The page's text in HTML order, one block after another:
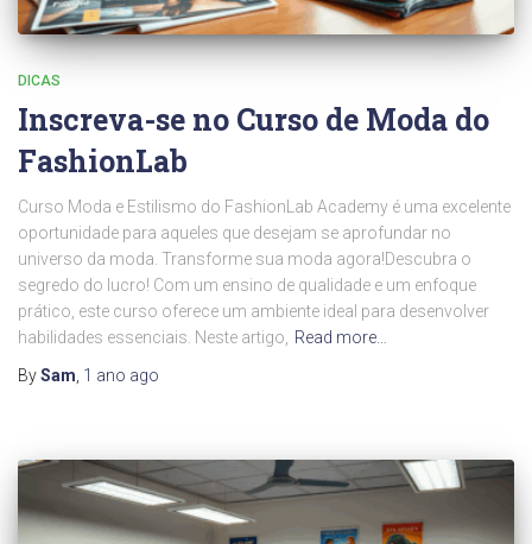
DICAS
Inscreva-se no Curso de Moda do
FashionLab
Curso Moda e Estilismo do FashionLab Academy é uma excelente
oportunidade para aqueles que desejam se aprofundar no
universo da moda. Transforme sua moda agora!Descubra o
segredo do lucro! Com um ensino de qualidade e um enfoque
prático, este curso oferece um ambiente ideal para desenvolver
habilidades essenciais. Neste artigo,
Read more…
BySam 1 ano ago